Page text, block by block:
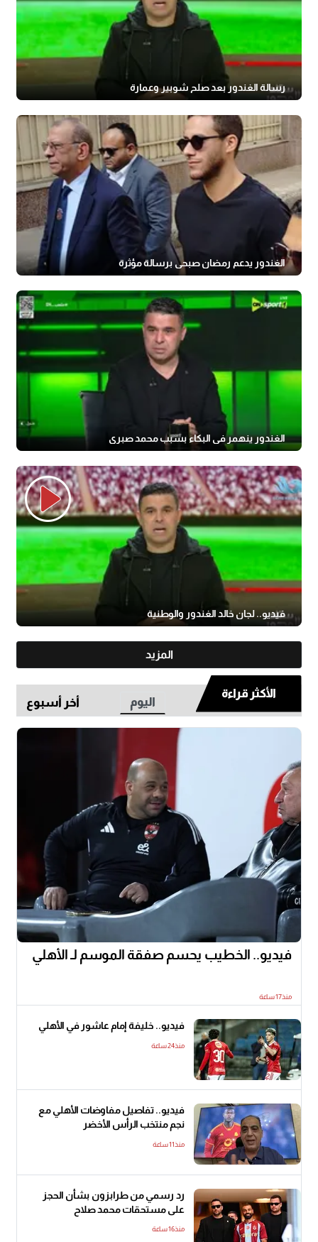
رسالة الغندور بعد صلح شوبير وعمارة
الغندور يدعم رمضان صبحي برسالة مؤثرة
الغندور ينهمر في البكاء بسبب محمد صبري
فيديو.. لجان خالد الغندور والوطنية
المزيد
الأكثر قراءة
اليوم أخر أسبوع
فيديو.. الخطيب يحسم صفقة الموسم لـ الأهلي
منذ17 ساعة
فيديو.. خليفة إمام عاشور في الأهلي
منذ24 ساعة
فيديو.. تفاصيل مفاوضات الأهلي مع
نجم منتخب الرأس الأخضر
منذ11 ساعة
رد رسمي من طرابزون بشأن الحجز
على مستحقات محمد صلاح
منذ16 ساعة